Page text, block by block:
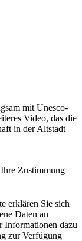
mit Unesco-
Video, das die
in der Altstadt
Zustimmung
erklären Sie sich
Daten an
Informationen dazu
zur Verfügung